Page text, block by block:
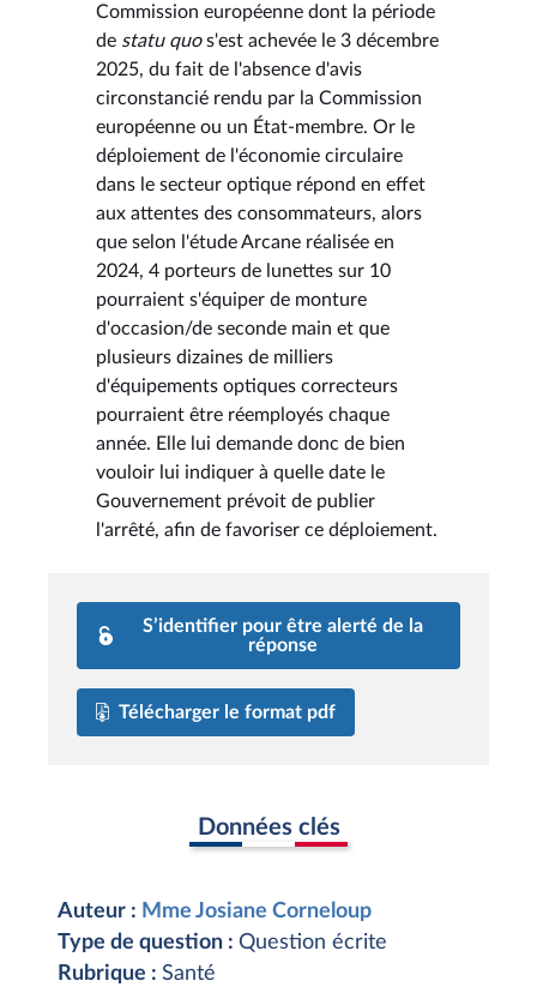
Commission européenne dont la période
de statu quos'est achevée le 3 décembre
2025, du fait de l'absence d'avis
circonstancié rendu par la Commission
européenne ou un État-membre. Or le
déploiement de l'économie circulaire
dans le secteur optique répond en effet
aux attentes des consommateurs, alors
que selon l'étude Arcane réalisée en
2024, 4 porteurs de lunettes sur 10
pourraient s'équiper de monture
d'occasion/de seconde main et que
plusieurs dizaines de milliers
d'équipements optiques correcteurs
pourraient être réemployés chaque
année. Elle lui demande donc de bien
vouloir lui indiquer à quelle date le
Gouvernement prévoit de publier
l'arrêté, afin de favoriser ce déploiement.
S’identifier pour être alerté de la
réponse
Télécharger le format pdf
Données clés
Auteur : Mme Josiane Corneloup
Type de question : Question écrite
Rubrique : Santé